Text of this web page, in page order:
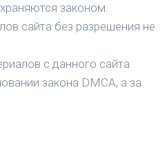
законом.
сайта без разрешения не
с данного сайта
закона DMCA, а за